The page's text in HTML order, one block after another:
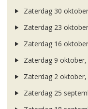
Zaterdag 30
Zaterdag 23
Zaterdag 16
Zaterdag 9 oktober,
Zaterdag 2 oktober,
Zaterdag 25